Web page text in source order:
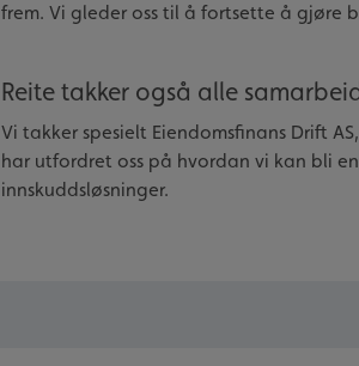
frem. Vi gleder oss til å fortsette å gjøre
Reite takker også alle
Vi takker spesielt Eiendomsfinans Drift
har utfordret oss på hvordan vi kan bli
innskuddsløsninger.